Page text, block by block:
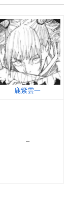
鹿紫雲一
–